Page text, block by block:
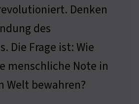
Denken
des
Die Frage ist: Wie
menschliche Note in
Welt bewahren?